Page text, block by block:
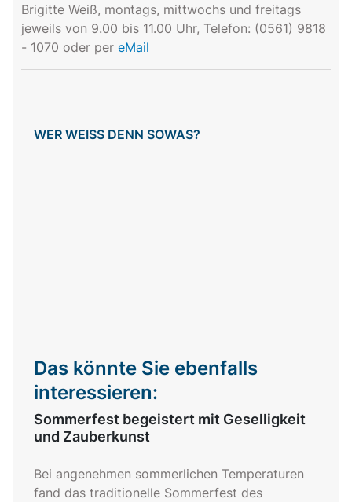
Brigitte Weiß, montags, mittwochs und freitags
jeweils von 9.00 bis 11.00 Uhr, Telefon: (0561) 9818
- 1070 oder per eMail
WER WEISS DENN SOWAS?
Das könnte Sie ebenfalls
interessieren:
Sommerfest begeistert mit Geselligkeit
und Zauberkunst
Bei angenehmen sommerlichen Temperaturen
fand das traditionelle Sommerfest des